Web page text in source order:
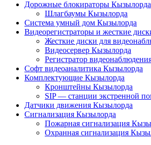
Дорожные блокираторы Кызылорда
Шлагбаумы Кызылорда
Система умный дом Кызылорда
Видеорегистраторы и жесткие
Жесткие диски для
Видеосервер Кызылорда
Регистратор
Софт видеоаналитика Кызылорда
Комплектующие Кызылорда
Кронштейны Кызылорда
SIP — станции экстренной
Датчики движения Кызылорда
Сигнализация Кызылорда
Пожарная сигнализация
Охранная сигнализация